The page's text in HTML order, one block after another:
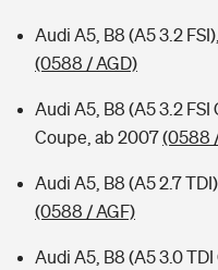
Kinderunfall-Check: Mehr
Sie haben Fragen?
Audi A5, B8 (A5 3.2
(0588 / AGD)
Audi A5, B8 (A5 3.2 FSI
Coupe, ab 2007(0588
Audi A5, B8 (A5 2.7
(0588 / AGF)
Audi A5, B8 (A5 3.0 TDI